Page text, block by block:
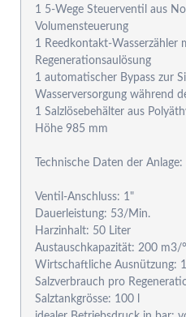
1 5-Wege Steuerventil aus
Volumensteuerung
1 Reedkontakt-Wasserzähler
Regenerationsaulösung
1 automatischer Bypass zur
Wasserversorgung während
1 Salzlösebehälter aus
Höhe 985 mm
Technische Daten der Anlage:
Ventil-Anschluss: 1"
Dauerleistung: 53/Min.
Harzinhalt: 50 Liter
Austauschkapazität: 200 m3/
Wirtschaftliche Ausnützung:
Salzverbrauch pro
Salztankgrösse: 100 l